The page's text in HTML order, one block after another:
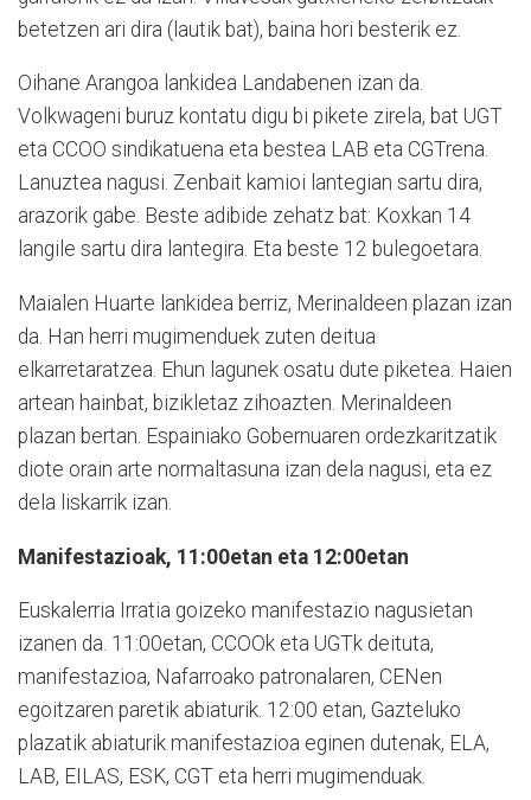
betetzen ari dira (lautik bat), baina hori besterik ez.
Oihane Arangoa lankidea Landabenen izan da.
Volkwageni buruz kontatu digu bi pikete zirela, bat UGT
eta CCOO sindikatuena eta bestea LAB eta CGTrena.
Lanuztea nagusi. Zenbait kamioi lantegian sartu dira,
arazorik gabe. Beste adibide zehatz bat: Koxkan 14
langile sartu dira lantegira. Eta beste 12 bulegoetara.
Maialen Huarte lankidea berriz, Merinaldeen plazan izan
da. Han herri mugimenduek zuten deitua
elkarretaratzea. Ehun lagunek osatu dute piketea. Haien
artean hainbat, bizikletaz zihoazten. Merinaldeen
plazan bertan. Espainiako Gobernuaren ordezkaritzatik
diote orain arte normaltasuna izan dela nagusi, eta ez
dela liskarrik izan.
Manifestazioak, 11:00etan eta 12:00etan
Euskalerria Irratia goizeko manifestazio nagusietan
izanen da. 11:00etan, CCOOk eta UGTk deituta,
manifestazioa, Nafarroako patronalaren, CENen
egoitzaren paretik abiaturik. 12:00 etan, Gazteluko
plazatik abiaturik manifestazioa eginen dutenak, ELA,
LAB, EILAS, ESK, CGT eta herri mugimenduak.